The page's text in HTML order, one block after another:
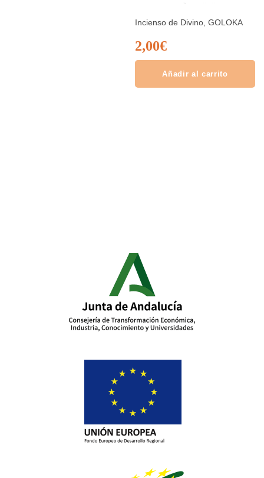
Incienso de Divino, GOLOKA
2,00€
Añadir al carrito